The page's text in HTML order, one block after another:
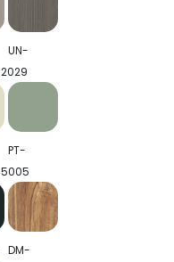
UN-
2029
PT-
5005
DM-